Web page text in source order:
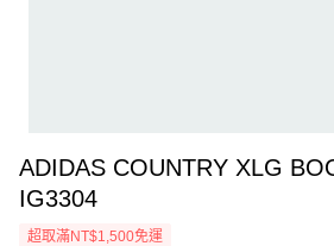
ADIDAS COUNTRY XLG
IG3304
超取滿NT$1,500免運